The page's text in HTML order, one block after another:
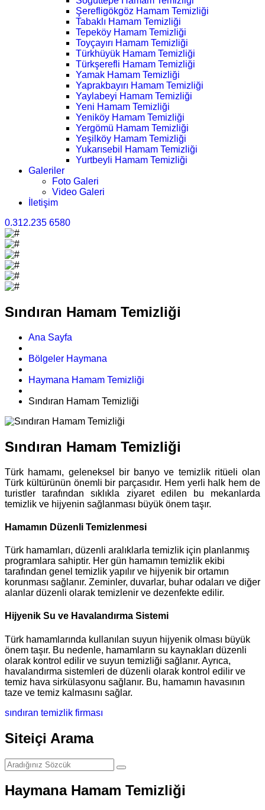
Şerefligökgöz Hamam Temizliği
Tabaklı Hamam Temizliği
Tepeköy Hamam Temizliği
Toyçayırı Hamam Temizliği
Türkhüyük Hamam Temizliği
Türkşerefli Hamam Temizliği
Yamak Hamam Temizliği
Yaprakbayırı Hamam Temizliği
Yaylabeyi Hamam Temizliği
Yeni Hamam Temizliği
Yeniköy Hamam Temizliği
Yergömü Hamam Temizliği
Yeşilköy Hamam Temizliği
Yukarısebil Hamam Temizliği
Yurtbeyli Hamam Temizliği
Galeriler
Foto Galeri
Video Galeri
İletişim
0.312.235 6580
Sındıran Hamam Temizliği
Ana Sayfa
Bölgeler Haymana
Haymana Hamam Temizliği
Sındıran Hamam Temizliği
Sındıran Hamam Temizliği
Türk hamamı, geleneksel bir banyo ve temizlik ritüeli olan
Türk kültürünün önemli bir parçasıdır. Hem yerli halk hem de
turistler tarafından sıklıkla ziyaret edilen bu mekanlarda
temizlik ve hijyenin sağlanması büyük önem taşır.
Hamamın Düzenli Temizlenmesi
Türk hamamları, düzenli aralıklarla temizlik için planlanmış
programlara sahiptir. Her gün hamamın temizlik ekibi
tarafından genel temizlik yapılır ve hijyenik bir ortamın
korunması sağlanır. Zeminler, duvarlar, buhar odaları ve diğer
alanlar düzenli olarak temizlenir ve dezenfekte edilir.
Hijyenik Su ve Havalandırma Sistemi
Türk hamamlarında kullanılan suyun hijyenik olması büyük
önem taşır. Bu nedenle, hamamların su kaynakları düzenli
olarak kontrol edilir ve suyun temizliği sağlanır. Ayrıca,
havalandırma sistemleri de düzenli olarak kontrol edilir ve
temiz hava sirkülasyonu sağlanır. Bu, hamamın havasının
taze ve temiz kalmasını sağlar.
sındıran temizlik firması
Siteiçi Arama
Haymana Hamam Temizliği